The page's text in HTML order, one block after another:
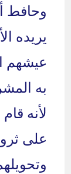
وحافط
يريده
عيشهم
به
لأنه
على